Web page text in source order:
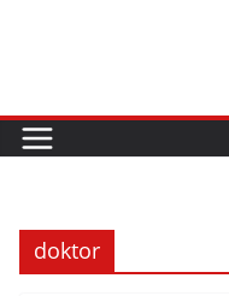
doktor